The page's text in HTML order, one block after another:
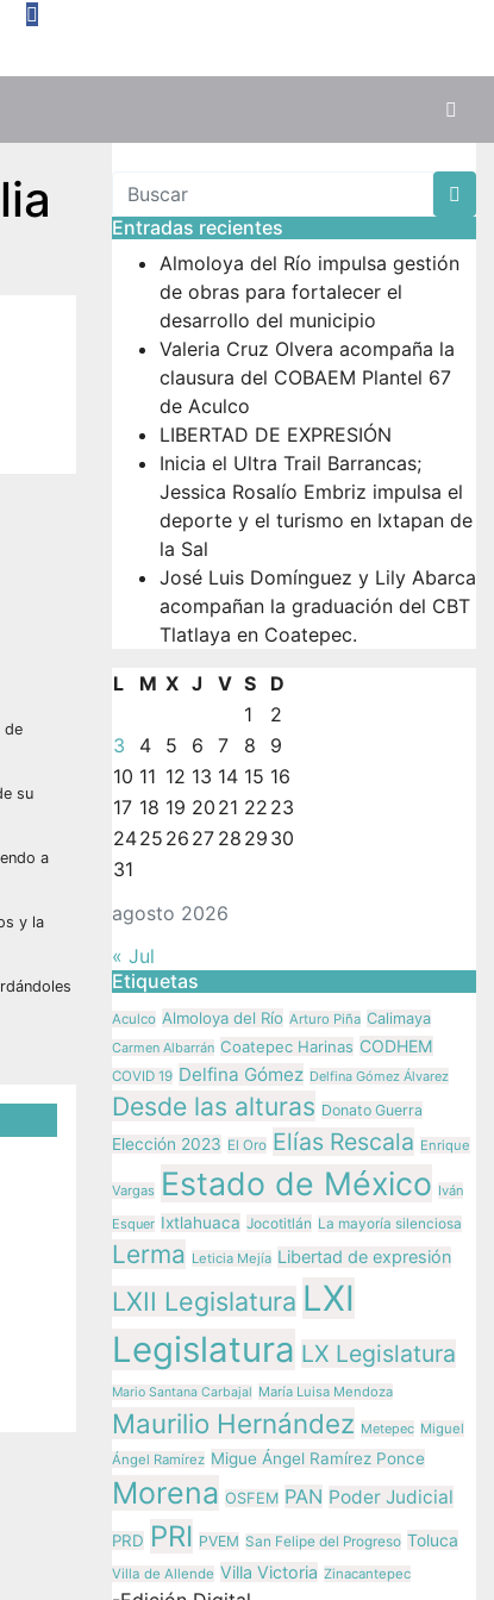
de
su
a
y la
Entradas recientes
Almoloya del Río impulsa gestión
de obras para fortalecer el
desarrollo del municipio
Valeria Cruz Olvera acompaña la
clausura del COBAEM Plantel 67
de Aculco
LIBERTAD DE EXPRESIÓN
Inicia el Ultra Trail Barrancas;
Jessica Rosalío Embriz impulsa el
deporte y el turismo en Ixtapan de
la Sal
José Luis Domínguez y Lily Abarca
acompañan la graduación del CBT
Tlatlaya en Coatepec.
agosto 2026
L M X J V S
D
1
2
3
4 5 6 7 8
9
10 11 12 13 14 15 16
17 18 19 20 21 22 23
2425 26 27 28 29 30
31
« Jul
Etiquetas
Aculco Almoloya del Río Arturo Piña Calimaya
Carmen Albarrán Coatepec Harinas CODHEM
COVID 19 Delfina Gómez Delfina Gómez Álvarez
Desde las alturas Donato Guerra
Elección 2023 El Oro Elías Rescala Enrique
Vargas Estado de México Iván
Esquer Ixtlahuaca Jocotitlán La mayoría silenciosa
Lerma Leticia Mejía Libertad de expresión
LXII Legislatura LXI
Legislatura LX Legislatura
Mario Santana Carbajal María Luisa Mendoza
Maurilio Hernández Metepec Miguel
Ángel Ramírez Migue Ángel Ramírez Ponce
Morena OSFEM PAN Poder Judicial
PRD PRI PVEM San Felipe del Progreso Toluca
Villa de Allende Villa Victoria Zinacantepec